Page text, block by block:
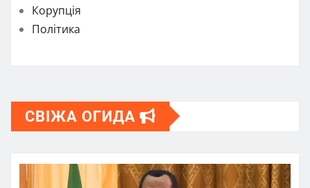
Корупція
Політика
СВІЖА ОГИДА